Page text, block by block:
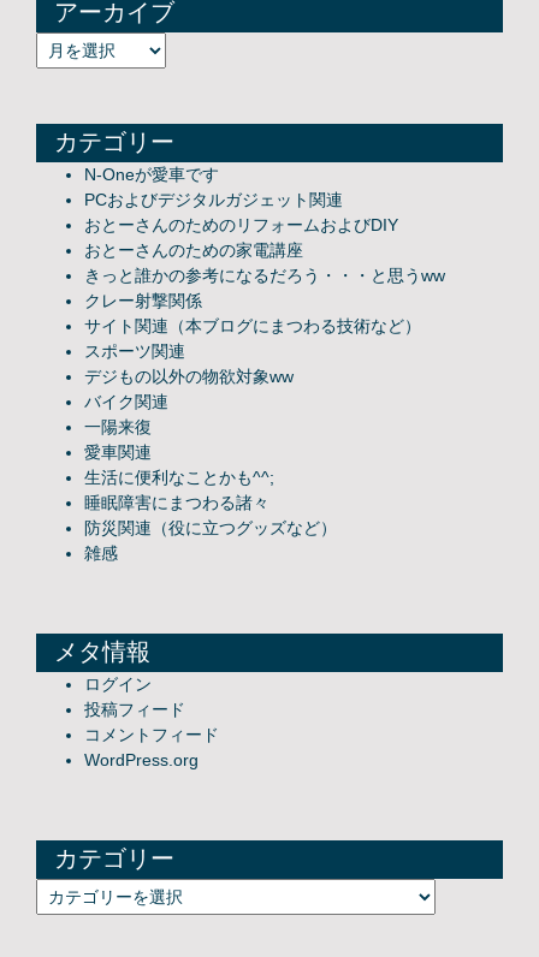
アーカイブ
アーカイブ
カテゴリー
N-Oneが愛車です
PCおよびデジタルガジェット関連
おとーさんのためのリフォームおよびDIY
おとーさんのための家電講座
きっと誰かの参考になるだろう・・・と思うww
クレー射撃関係
サイト関連（本ブログにまつわる技術など）
スポーツ関連
デジもの以外の物欲対象ww
バイク関連
一陽来復
愛車関連
生活に便利なことかも^^;
睡眠障害にまつわる諸々
防災関連（役に立つグッズなど）
雑感
メタ情報
ログイン
投稿フィード
コメントフィード
WordPress.org
カテゴリー
カテゴリー